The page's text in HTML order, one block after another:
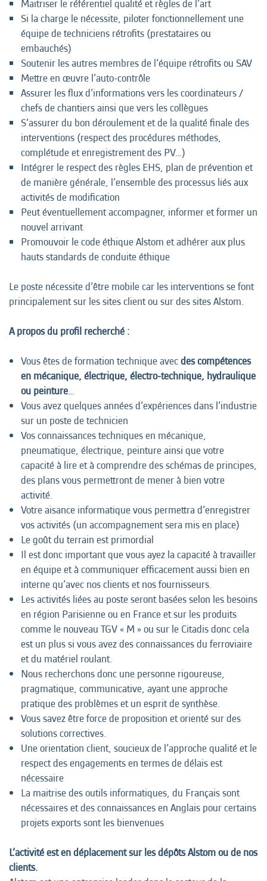
Maitriser le référentiel qualité et règles de l’art
Si la charge le nécessite, piloter fonctionnellement une
équipe de techniciens rétrofits (prestataires ou
embauchés)
Soutenir les autres membres de l’équipe rétrofits ou SAV
Mettre en œuvre l’auto-contrôle
Assurer les flux d’informations vers les coordinateurs /
chefs de chantiers ainsi que vers les collègues
S’assurer du bon déroulement et de la qualité finale des
interventions (respect des procédures méthodes,
complétude et enregistrement des PV…)
Intégrer le respect des règles EHS, plan de prévention et
de manière générale, l’ensemble des processus liés aux
activités de modification
Peut éventuellement accompagner, informer et former un
nouvel arrivant
Promouvoir le code éthique Alstom et adhérer aux plus
hauts standards de conduite éthique
Le poste nécessite d’être mobile car les interventions se font
principalement sur les sites client ou sur des sites Alstom.
A propos du profil recherché :
Vous êtes de formation technique avecdes compétences
en mécanique, électrique, électro-technique, hydraulique
ou peinture…
Vous avez quelques années d’expériences dans l’industrie
sur un poste de technicien
Vos connaissances techniques en mécanique,
pneumatique, électrique, peinture ainsi que votre
capacité à lire et à comprendre des schémas de principes,
des plans vous permettront de mener à bien votre
activité.
Votre aisance informatique vous permettra d’enregistrer
vos activités (un accompagnement sera mis en place)
Le goût du terrain est primordial
Il est donc important que vous ayez la capacité à travailler
en équipe et à communiquer efficacement aussi bien en
interne qu’avec nos clients et nos fournisseurs.
Les activités liées au poste seront basées selon les besoins
en région Parisienne ou en France et sur les produits
comme le nouveau TGV « M » ou sur le Citadis donc cela
est un plus si vous avez des connaissances du ferroviaire
et du matériel roulant.
Nous recherchons donc une personne rigoureuse,
pragmatique, communicative, ayant une approche
pratique des problèmes et un esprit de synthèse.
Vous savez être force de proposition et orienté sur des
solutions correctives.
Une orientation client, soucieux de l’approche qualité et le
respect des engagements en termes de délais est
nécessaire
La maitrise des outils informatiques, du Français sont
nécessaires et des connaissances en Anglais pour certains
projets exports sont les bienvenues
L’activité est en déplacement sur les dépôts Alstom ou de nos
clients.